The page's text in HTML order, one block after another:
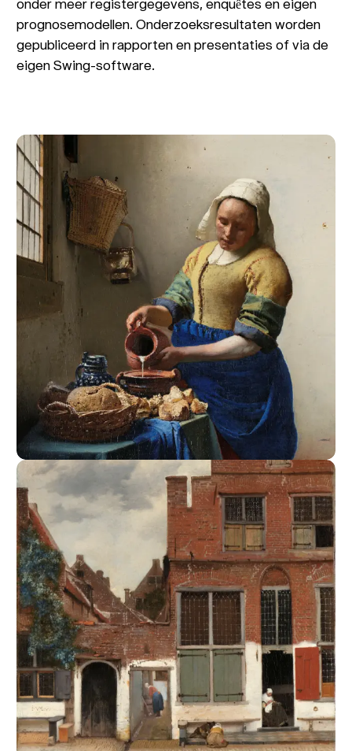
onder meer registergegevens, enquêtes en eigen
prognosemodellen. Onderzoeksresultaten worden
gepubliceerd in rapporten en presentaties of via de
eigen Swing-software.